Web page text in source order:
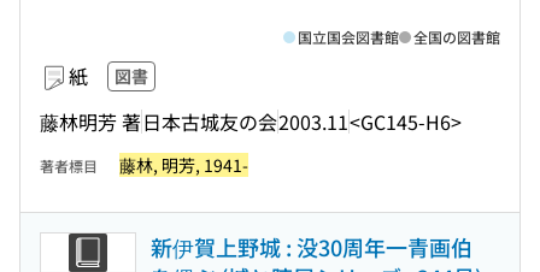
紙 図書
藤林明芳 著日本古城友の会2003.11<GC145-H6>
国立国会図書館 全国の図書館
著者標目 藤林, 明芳, 1941-
新伊賀上野城 : 没30周年一青画伯